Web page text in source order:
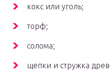
кокс или уголь;
торф;
солома;
щепки и стружка